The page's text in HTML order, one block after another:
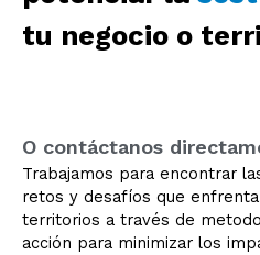
tu negocio o
O contáctanos
Trabajamos para encontrar
retos y desafíos que
territorios a través de
acción para minimizar los